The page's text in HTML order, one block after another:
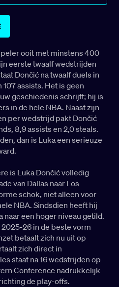
ooit met minstens 400
eerste twaalf wedstrijden
Dončić na twaalf duels in
assists. Het is geen
geschiedenis schrijft; hij is
in de hele NBA. Naast zijn
per wedstrijd pakt Dončić
8,9 assists en 2,0 steals.
dan is Luka een serieuze
is Luka Dončić volledig
van Dallas naar Los
schok, niet alleen voor
NBA. Sindsdien heeft hij
een hoger niveau getild.
26 in de beste vorm
betaalt zich nu uit op
zich direct in
staat na 16 wedstrijden op
Conference nadrukkelijk
de play-offs.